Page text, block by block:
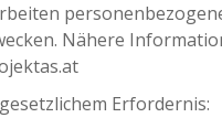
Nähere
Erfordernis: